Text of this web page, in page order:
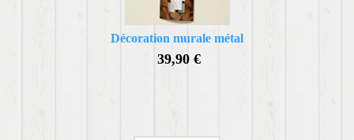
Décoration murale métal
39,90 €